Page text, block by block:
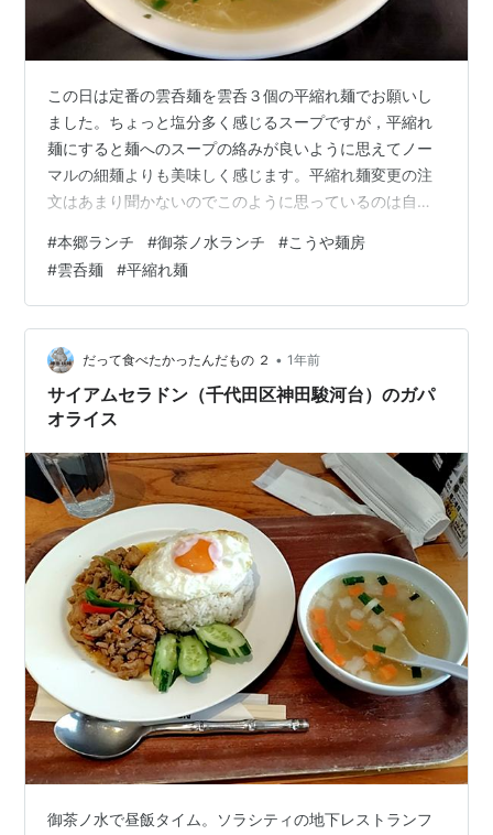
この日は定番の雲呑麺を雲呑３個の平縮れ麺でお願いし
ました。ちょっと塩分多く感じるスープですが，平縮れ
麺にすると麺へのスープの絡みが良いように思えてノー
マルの細麺よりも美味しく感じます。平縮れ麺変更の注
文はあまり聞かないのでこのように思っているのは自分
ので，ふつうですと，餡少なめでトゥルンとした皮のワ
ンタンなんですが，こちらは餡は肉団子級で皮も厚め
で，なによりも雲呑だけでも美味しく仕上がってます。
メニューには麺のない雲呑，麺もスープもない皿雲呑が
ありますのでいずれいただいてみたいと思います。 こう
や麺房の雲吞麺（３個・平縮れ麺）
#本郷ランチ #御茶ノ水ランチ #こうや麺房
#雲呑麺 #平縮れ麺
だって食べたかったんだもの ２ • 1年前
サイアムセラドン（千代田区神田駿河台）のガパ
オライス
御茶ノ水で昼飯タイム。ソラシティの地下レストランフ